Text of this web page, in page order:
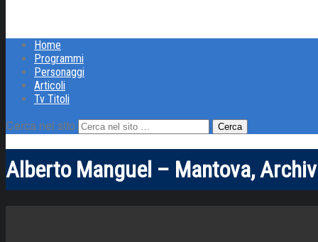
Home
Programmi
Personaggi
Articoli
Tv Titoli
Cerca nel sito
Alberto Manguel – Mantova,